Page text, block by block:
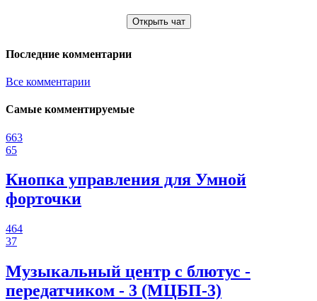
Открыть чат
Последние комментарии
Все комментарии
Самые комментируемые
663
65
Кнопка управления для Умной
форточки
464
37
Музыкальный центр с блютус -
передатчиком - 3 (МЦБП-3)